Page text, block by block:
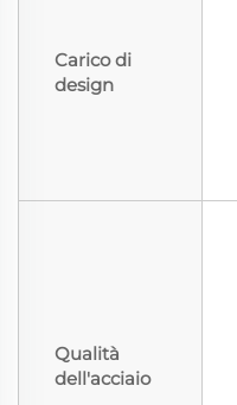
Carico di
design
Qualità
dell'acciaio